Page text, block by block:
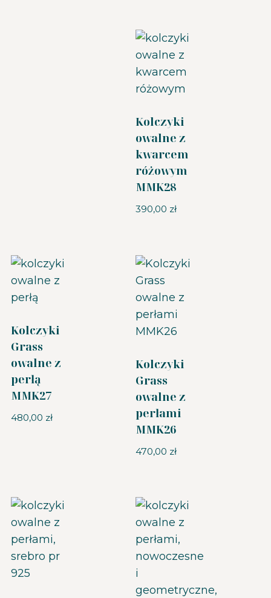
Kolczyki
owalne z
kwarcem
różowym
MMK28
390,00 zł
Kolczyki
Grass
owalne z
perłą
MMK27
480,00 zł
Kolczyki
Grass
owalne z
perłami
MMK26
470,00 zł